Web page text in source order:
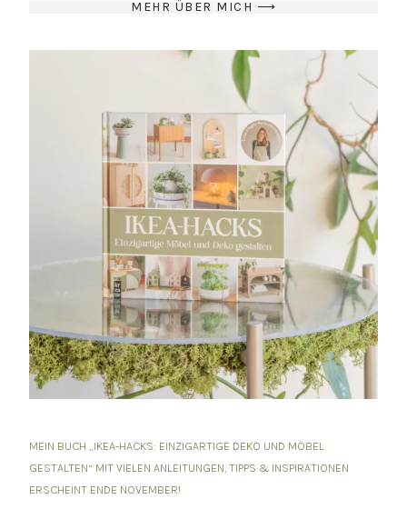
MEHR ÜBER MICH ⟶
MEIN BUCH „IKEA-HACKS: EINZIGARTIGE DEKO UND MÖBEL
GESTALTEN“ MIT VIELEN ANLEITUNGEN, TIPPS & INSPIRATIONEN
ERSCHEINT ENDE NOVEMBER!